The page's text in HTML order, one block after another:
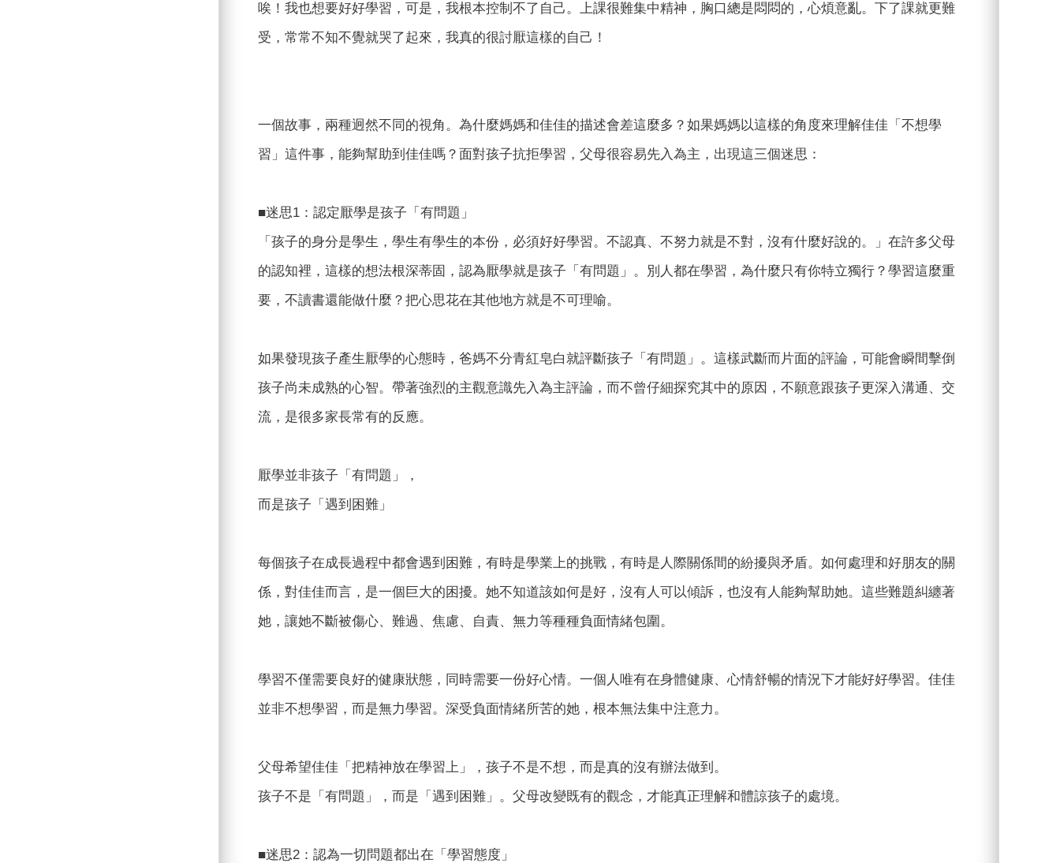
唉！我也想要好好學習，可是，我根本控制不了自己。上課很難集中精神，胸口總是悶悶的，心煩意亂。下了課就更難
受，常常不知不覺就哭了起來，我真的很討厭這樣的自己！
一個故事，兩種迥然不同的視角。為什麼媽媽和佳佳的描述會差這麼多？如果媽媽以這樣的角度來理解佳佳「不想學
習」這件事，能夠幫助到佳佳嗎？面對孩子抗拒學習，父母很容易先入為主，出現這三個迷思：
■迷思1：認定厭學是孩子「有問題」
「孩子的身分是學生，學生有學生的本份，必須好好學習。不認真、不努力就是不對，沒有什麼好說的。」在許多父母
的認知裡，這樣的想法根深蒂固，認為厭學就是孩子「有問題」。別人都在學習，為什麼只有你特立獨行？學習這麼重
要，不讀書還能做什麼？把心思花在其他地方就是不可理喻。
如果發現孩子產生厭學的心態時，爸媽不分青紅皂白就評斷孩子「有問題」。這樣武斷而片面的評論，可能會瞬間擊倒
孩子尚未成熟的心智。帶著強烈的主觀意識先入為主評論，而不曾仔細探究其中的原因，不願意跟孩子更深入溝通、交
流，是很多家長常有的反應。
厭學並非孩子「有問題」，
而是孩子「遇到困難」
每個孩子在成長過程中都會遇到困難，有時是學業上的挑戰，有時是人際關係間的紛擾與矛盾。如何處理和好朋友的關
係，對佳佳而言，是一個巨大的困擾。她不知道該如何是好，沒有人可以傾訴，也沒有人能夠幫助她。這些難題糾纏著
她，讓她不斷被傷心、難過、焦慮、自責、無力等種種負面情緒包圍。
學習不僅需要良好的健康狀態，同時需要一份好心情。一個人唯有在身體健康、心情舒暢的情況下才能好好學習。佳佳
並非不想學習，而是無力學習。深受負面情緒所苦的她，根本無法集中注意力。
父母希望佳佳「把精神放在學習上」，孩子不是不想，而是真的沒有辦法做到。
孩子不是「有問題」，而是「遇到困難」。父母改變既有的觀念，才能真正理解和體諒孩子的處境。
■迷思2：認為一切問題都出在「學習態度」